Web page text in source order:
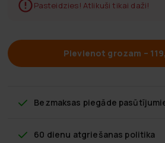
Pasteidzies! Atlikuši tikai daži!
Pievienot grozam –
Bezmaksas piegāde
60 dienu atgriešanas politika